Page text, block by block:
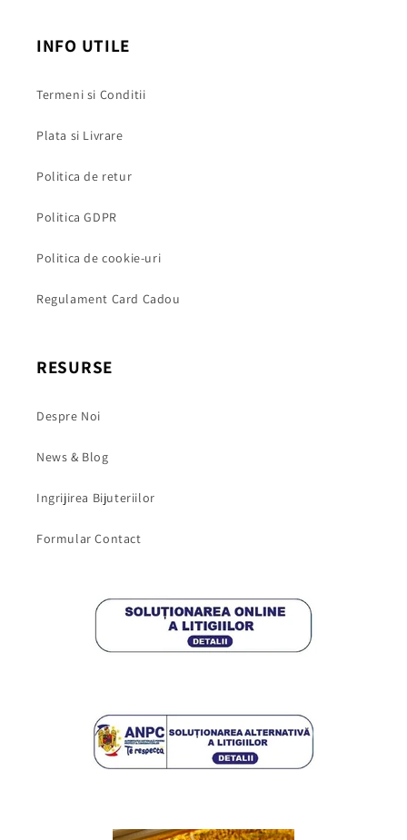
INFO UTILE
Termeni si Conditii
Plata si Livrare
Politica de retur
Politica GDPR
Politica de cookie-uri
Regulament Card Cadou
RESURSE
Despre Noi
News & Blog
Ingrijirea Bijuteriilor
Formular Contact